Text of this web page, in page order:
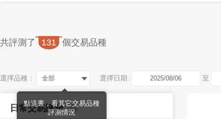
共評測了 131 個交易品種
點這裏，看其它交易品種
評測情況
選擇品種： 全部 選擇日期: 至
日常交易評測 ?